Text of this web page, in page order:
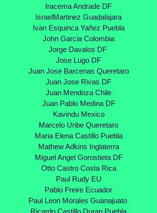
Iracema Andrade DF
IsraelMartinez Guadalajara
Ivan Esquinca Yañez Puebla
John Garcia Colombia
Jorge Davalos DF
Jose Lugo DF
Juan Jose Barcenas Queretaro
Juan Jose Rivas DF
Juan Mendoza Chile
Juan Pablo Medina DF
Kavindu Mexico
Marcelo Uribe Queretaro
Maria Elena Castillo Puebla
Mathew Adkins Inglaterra
Miguel Angel Gorostieta DF
Otto Castro Costa Rica
Paul Rudy EU
Pablo Freire Ecuador
Paul Leon Morales Guanajuato
Ricardo Castillo Duran Puebla